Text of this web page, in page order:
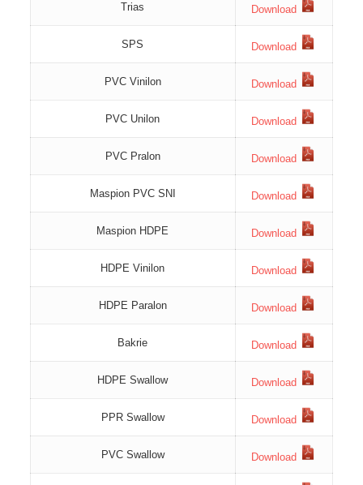
Trias Download
SPS Download
PVC Vinilon Download
PVC Unilon Download
PVC Pralon Download
Maspion PVC SNI Download
Maspion HDPE Download
HDPE Vinilon Download
HDPE Paralon Download
Bakrie Download
HDPE Swallow Download
PPR Swallow Download
PVC Swallow Download